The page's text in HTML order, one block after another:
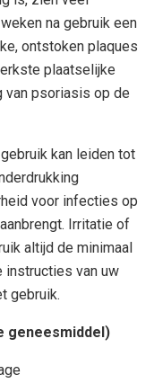
na gebruik een
ontstoken plaques
plaatselijke
van psoriasis op de
kan leiden tot
voor infecties op
Irritatie of
altijd de minimaal
instructies van uw
gebruik.
geneesmiddel)